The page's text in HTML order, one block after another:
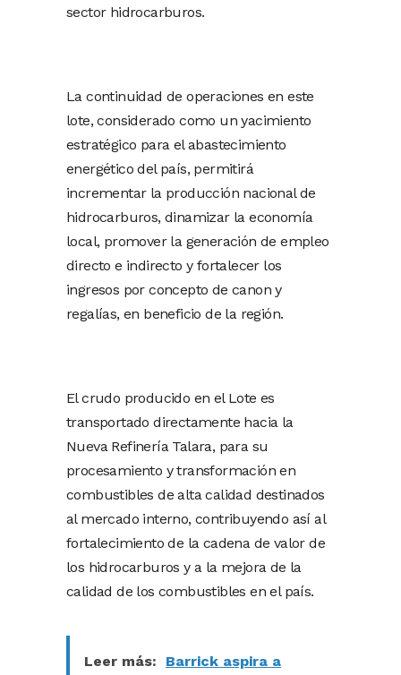
sector hidrocarburos.
La continuidad de operaciones en este
lote, considerado como un yacimiento
estratégico para el abastecimiento
energético del país, permitirá
incrementar la producción nacional de
hidrocarburos, dinamizar la economía
local, promover la generación de empleo
directo e indirecto y fortalecer los
ingresos por concepto de canon y
regalías, en beneficio de la región.
El crudo producido en el Lote es
transportado directamente hacia la
Nueva Refinería Talara, para su
procesamiento y transformación en
combustibles de alta calidad destinados
al mercado interno, contribuyendo así al
fortalecimiento de la cadena de valor de
los hidrocarburos y a la mejora de la
calidad de los combustibles en el país.
Leer más:
Barrick aspira a